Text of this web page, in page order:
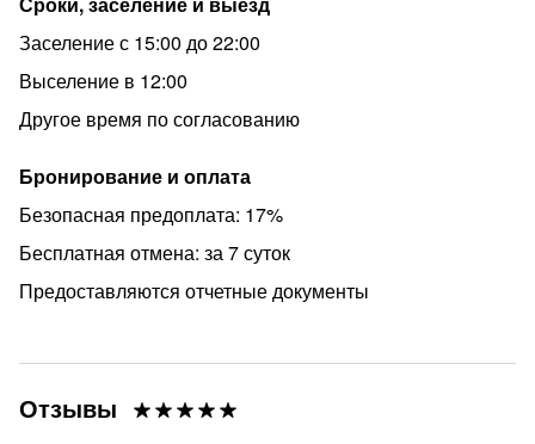
Заселение с 15:00 до 22:00
Выселение в 12:00
Другое время по согласованию
Бронирование и оплата
Безопасная предоплата: 17%
Бесплатная отмена: за 7 суток
Предоставляются отчетные документы
Отзывы